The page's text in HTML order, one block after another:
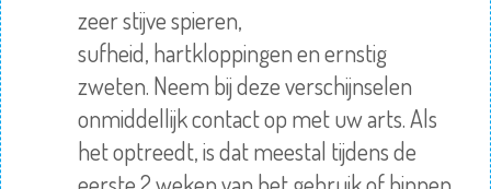
zeer stijve spieren,
sufheid, hartkloppingenen ernstig
zweten. Neem bij deze verschijnselen
onmiddellijk contact op met uw arts. Als
het optreedt, is dat meestal tijdens de